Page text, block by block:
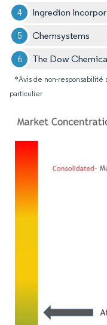
Ingredion
Chemsystems
The Dow
*Avis de non-responsabilité
particulier